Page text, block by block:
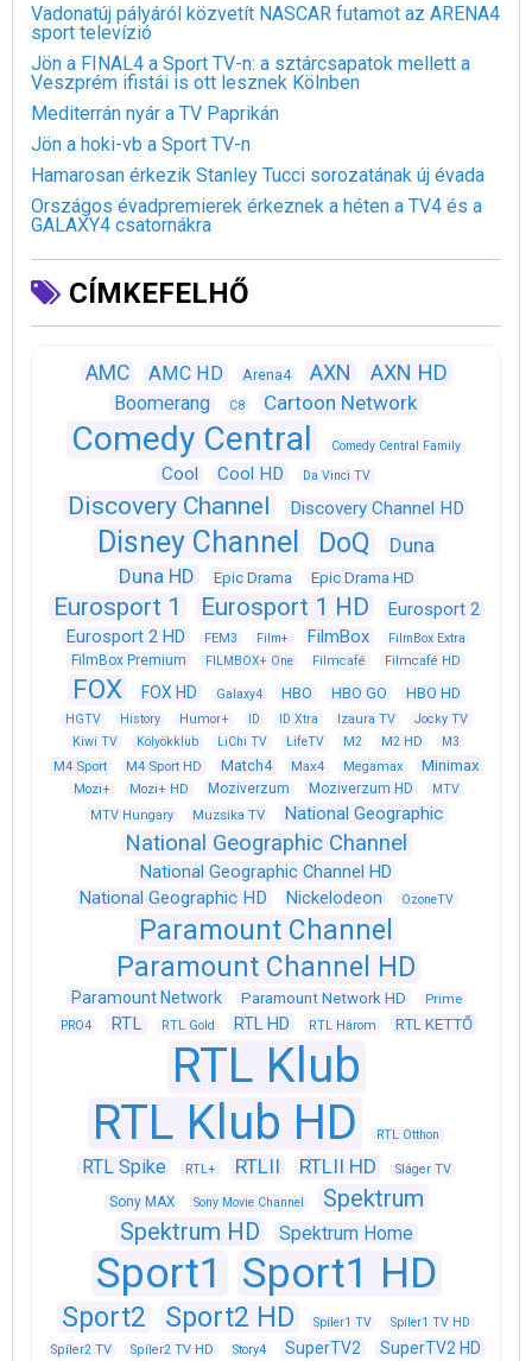
Vadonatúj pályáról közvetít NASCAR futamot az ARENA4
sport televízió
Jön a FINAL4 a Sport TV-n: a sztárcsapatok mellett a
Veszprém ifistái is ott lesznek Kölnben
Mediterrán nyár a TV Paprikán
Jön a hoki-vb a Sport TV-n
Hamarosan érkezik Stanley Tucci sorozatának új évada
Országos évadpremierek érkeznek a héten a TV4 és a
GALAXY4 csatornákra
CÍMKEFELHŐ
AMC AMC HD Arena4 AXN AXN HD
Boomerang C8 Cartoon Network
Comedy Central Comedy Central Family
Cool Cool HD Da Vinci TV
Discovery Channel Discovery Channel HD
Disney Channel DoQ
Duna
Duna HD
Epic Drama Epic Drama HD
Eurosport 1 Eurosport 1 HD
Eurosport 2
Eurosport 2 HD
FEM3 Film+ FilmBox FilmBox Extra
FilmBox Premium FILMBOX+ One Filmcafé Filmcafé HD
FOX FOX HD Galaxy4 HBO HBO GO HBO HD
HGTV History Humor+ ID ID Xtra Izaura TV
Jocky TV
Kiwi TV
Kölyökklub LiChi TV LifeTV M2 M2 HD M3
M4 Sport M4 Sport HD Match4 Max4 Megamax Minimax
Mozi+ Mozi+ HD Moziverzum Moziverzum HD
MTV
MTV Hungary
Muzsika TV National Geographic
National Geographic Channel
National Geographic Channel HD
National Geographic HD
Nickelodeon OzoneTV
Paramount Channel
Paramount Channel HD
Paramount Network Paramount Network HD Prime
PRO4 RTL RTL Gold RTL HD RTL Három RTL KETTŐ
RTL Klub
RTL Klub HD
RTL Otthon
RTL Spike RTL+ RTLII RTLII HD Sláger TV
Sony MAX Sony Movie Channel
Spektrum
Spektrum HD
Spektrum Home
Sport1 Sport1 HD
Sport2 Sport2 HD Spíler1 TV
Spíler1 TV HD
Spíler2 TV
Spíler2 TV HD Story4 SuperTV2 SuperTV2 HD